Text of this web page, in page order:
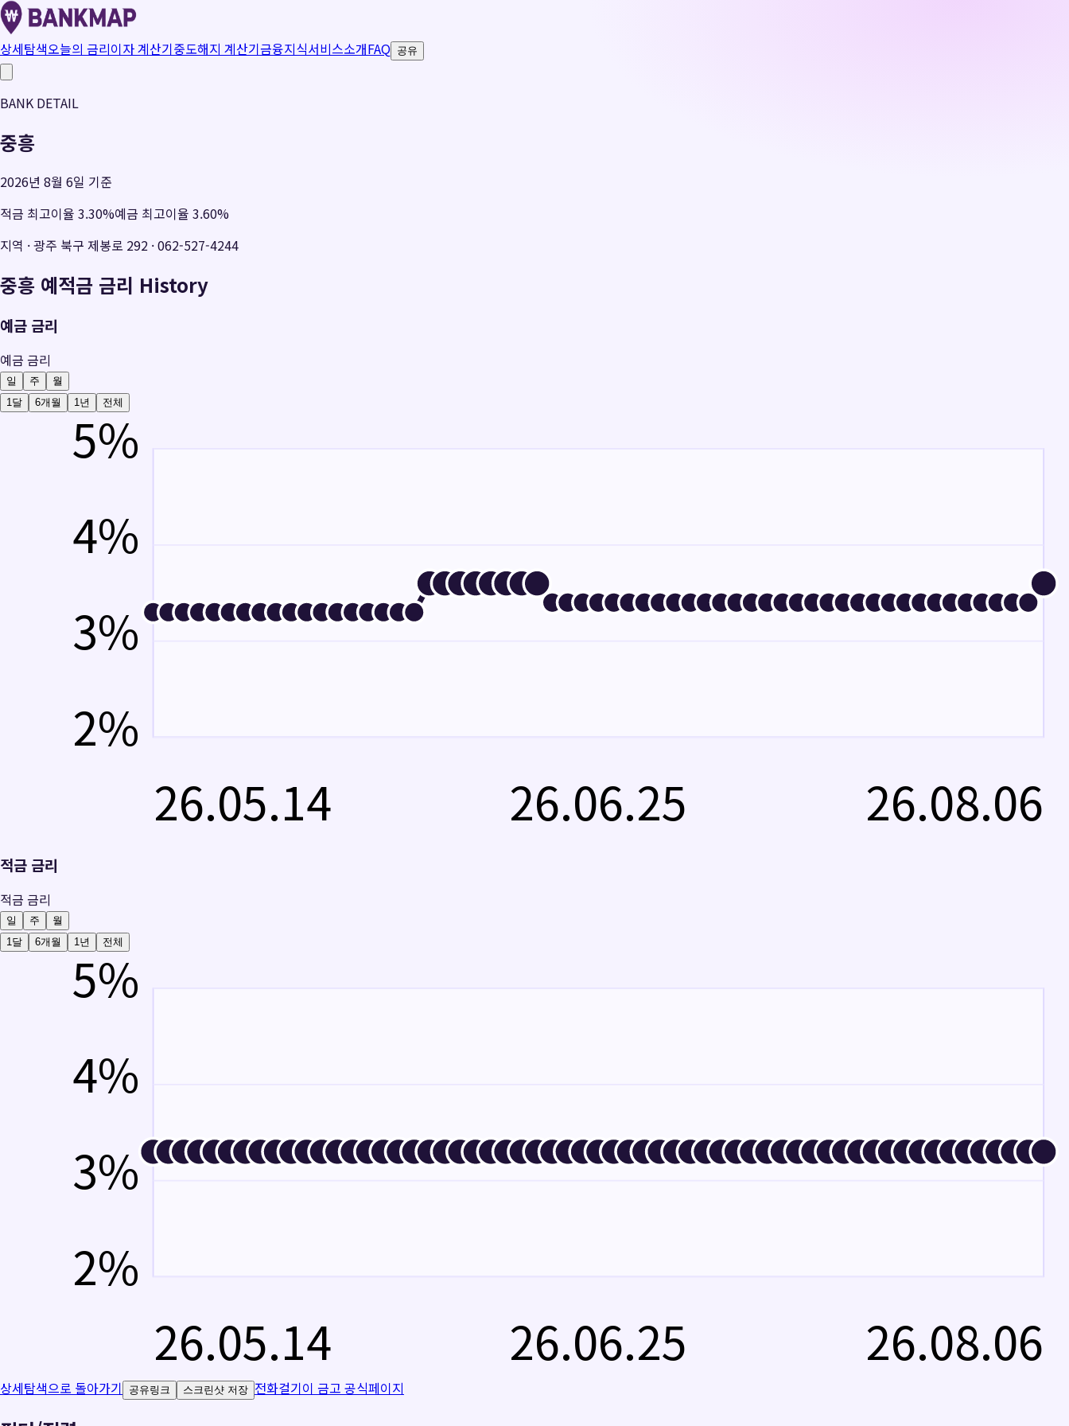
상세탐색오늘의 금리이자 계산기중도해지 계산기금융지식서비스소개FAQ 공유
BANK DETAIL
중흥
2026년 8월 6일 기준
적금 최고이율 3.30%예금 최고이율 3.60%
지역 ·광주 북구 제봉로 292 ·062-527-4244
중흥 예적금 금리 History
예금 금리
예금 금리
일 주
월
1달
6개월 1년 전체
5%
4%
3%
2%
26.05.14 26.06.25 26.08.06
적금 금리
적금 금리
일 주
월
1달
6개월 1년 전체
5%
4%
3%
2%
26.05.14 26.06.25 26.08.06
상세탐색으로 돌아가기 공유링크 스크린샷 저장 전화걸기이 금고 공식페이지